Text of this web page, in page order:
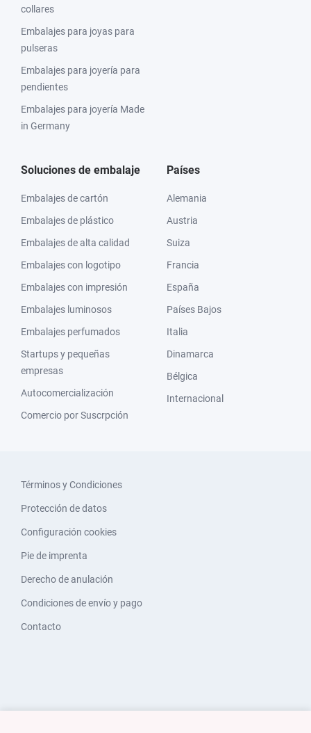
collares
Embalajes para joyas para
pulseras
Embalajes para joyería para
pendientes
Embalajes para joyería Made
in Germany
Soluciones de embalaje
Embalajes de cartón
Embalajes de plástico
Embalajes de alta calidad
Embalajes con logotipo
Embalajes con impresión
Embalajes luminosos
Embalajes perfumados
Startups y pequeñas
empresas
Autocomercialización
Comercio por Suscrpción
Países
Alemania
Austria
Suiza
Francia
España
Países Bajos
Italia
Dinamarca
Bélgica
Internacional
Términos y Condiciones
Protección de datos
Configuración cookies
Pie de imprenta
Derecho de anulación
Condiciones de envío y pago
Contacto